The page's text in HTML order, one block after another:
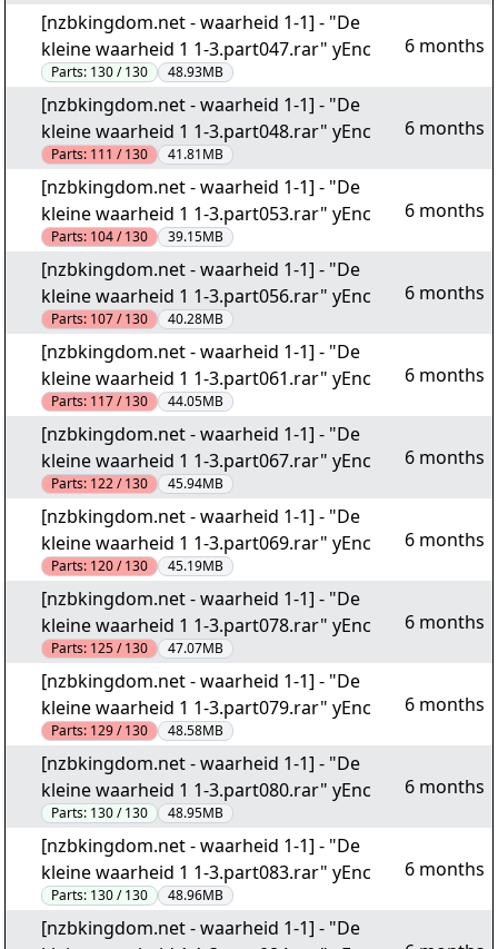
[nzbkingdom.net - waarheid 1-1] - "De
kleine waarheid 1 1-3.part047.rar" yEnc
Parts: 130 / 130 48.93MB
6 months
[nzbkingdom.net - waarheid 1-1] - "De
kleine waarheid 1 1-3.part048.rar" yEnc
Parts: 111 / 130 41.81MB
6 months
[nzbkingdom.net - waarheid 1-1] - "De
kleine waarheid 1 1-3.part053.rar" yEnc
Parts: 104 / 130 39.15MB
6 months
[nzbkingdom.net - waarheid 1-1] - "De
kleine waarheid 1 1-3.part056.rar" yEnc
Parts: 107 / 130 40.28MB
6 months
[nzbkingdom.net - waarheid 1-1] - "De
kleine waarheid 1 1-3.part061.rar" yEnc
Parts: 117 / 130 44.05MB
6 months
[nzbkingdom.net - waarheid 1-1] - "De
kleine waarheid 1 1-3.part067.rar" yEnc
Parts: 122 / 130 45.94MB
6 months
[nzbkingdom.net - waarheid 1-1] - "De
kleine waarheid 1 1-3.part069.rar" yEnc
Parts: 120 / 130 45.19MB
6 months
[nzbkingdom.net - waarheid 1-1] - "De
kleine waarheid 1 1-3.part078.rar" yEnc
Parts: 125 / 130 47.07MB
6 months
[nzbkingdom.net - waarheid 1-1] - "De
kleine waarheid 1 1-3.part079.rar" yEnc
Parts: 129 / 130 48.58MB
6 months
[nzbkingdom.net - waarheid 1-1] - "De
kleine waarheid 1 1-3.part080.rar" yEnc
Parts: 130 / 130 48.95MB
6 months
[nzbkingdom.net - waarheid 1-1] - "De
kleine waarheid 1 1-3.part083.rar" yEnc
Parts: 130 / 130 48.96MB
6 months
[nzbkingdom.net - waarheid 1-1] - "De